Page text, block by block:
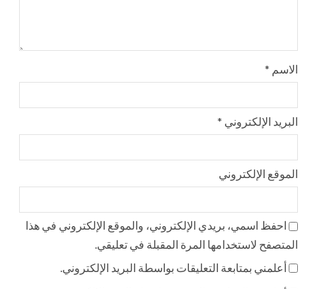
الاسم *
البريد الإلكتروني *
الموقع الإلكتروني
احفظ اسمي، بريدي الإلكتروني، والموقع الإلكتروني في هذا
المتصفح لاستخدامها المرة المقبلة في تعليقي.
أعلمني بمتابعة التعليقات بواسطة البريد الإلكتروني.